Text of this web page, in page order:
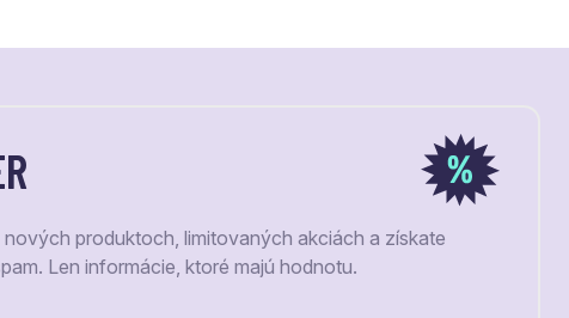
produktoch, limitovaných akciách a získate
Len informácie, ktoré majú hodnotu.